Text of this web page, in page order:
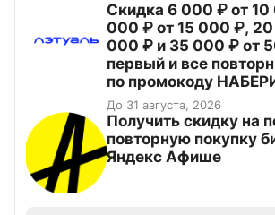
Скидка 6 000 ₽ от 10
000 ₽ от 15 000 ₽,
000 ₽ и 35 000 ₽ от
первый и все
по промокоду
До 31 августа, 2026
Получить скидку на
повторную покупку
Яндекс Афише